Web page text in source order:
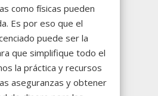
como físicas pueden
Es por eso que el
puede ser la
que simplifique todo el
la práctica y recursos
aseguranzas y obtener